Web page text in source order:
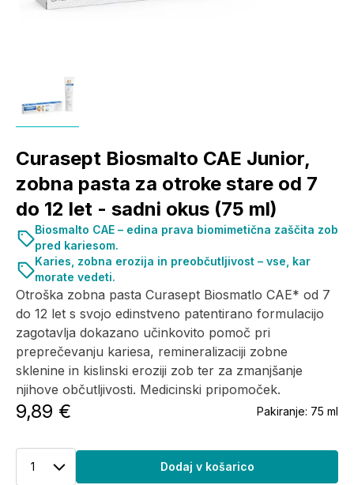
Curasept Biosmalto CAE Junior,
zobna pasta za otroke stare od 7
do 12 let - sadni okus (75 ml)
Otroška zobna pasta Curasept Biosmatlo CAE* od 7
do 12 let s svojo edinstveno patentirano formulacijo
zagotavlja dokazano učinkovito pomoč pri
preprečevanju kariesa, remineralizaciji zobne
sklenine in kislinski eroziji zob ter za zmanjšanje
njihove občutljivosti. Medicinski pripomoček.
9,89 € Pakiranje: 75 ml
Biosmalto CAE – edina prava biomimetična zaščita zob
pred kariesom.
Karies, zobna erozija in preobčutljivost – vse, kar
morate vedeti.
1 Dodaj v košarico